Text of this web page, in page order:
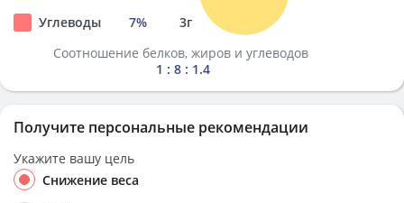
Углеводы
7% 3г
Соотношение белков, жиров и углеводов
1 : 8 : 1.4
Получите персональные рекомендации
Укажите вашу цель
Снижение веса